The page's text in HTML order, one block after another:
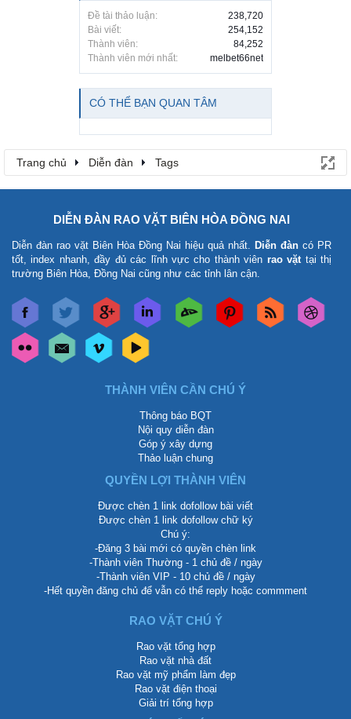
Đề tài thảo luận:
238,720
Bài viết:
254,152
Thành viên:
84,252
Thành viên mới nhất:
melbet66net
CÓ THỂ BẠN QUAN TÂM
Trang chủ Diễn đàn Tags
DIỄN ĐÀN RAO VẶT BIÊN HÒA ĐỒNG NAI
Diễn đàn rao vặt Biên Hòa Đồng Nai hiệu quả nhất. Diễn đàn có PR
tốt, index nhanh, đầy đủ các lĩnh vực cho thành viên rao vặttại thị
trường Biên Hòa, Đồng Nai cũng như các tỉnh lân cận.
THÀNH VIÊN CẦN CHÚ Ý
Thông báo BQT
Nội quy diễn đàn
Góp ý xây dựng
Thảo luận chung
QUYỀN LỢI THÀNH VIÊN
Được chèn 1 link dofollow bài viết
Được chèn 1 link dofollow chữ ký
Chú ý:
-Đăng 3 bài mới có quyền chèn link
-Thành viên Thường - 1 chủ đề / ngày
-Thành viên VIP - 10 chủ đề / ngày
-Hết quyền đăng chủ để vẫn có thể reply hoặc commment
RAO VẶT CHÚ Ý
Rao vặt tổng hợp
Rao vặt nhà đất
Rao vặt mỹ phẩm làm đẹp
Rao vặt điện thoại
Giải trí tổng hợp